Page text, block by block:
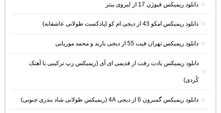
دانلود ریمیکس فیوژن 17 از لیروی بیتز
دانلود ریمیکس امکو 43 از دیجی ام کو (پادکست طولانی عاشقانه)
دانلود ریمیکس تهران فیت 55 از دیجی باربد و محمد موریانی
دانلود ریمیکس یادت رفت از قدیمی ای آی (ریمیکس رپ ترکیبی با آهنک
کُردی)
دانلود ریمیکس گمبرون 6 از دیجی 4A (ریمیکس طولانی شاد بندری جنوبی)